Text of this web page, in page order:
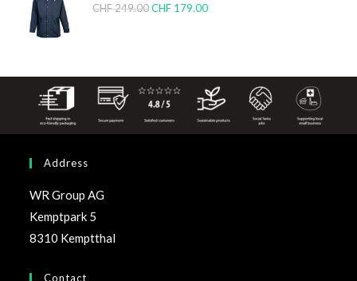
CHF249.00 CHF 179.00
Address
WR Group AG
Kemptpark 5
8310 Kemptthal
Contact